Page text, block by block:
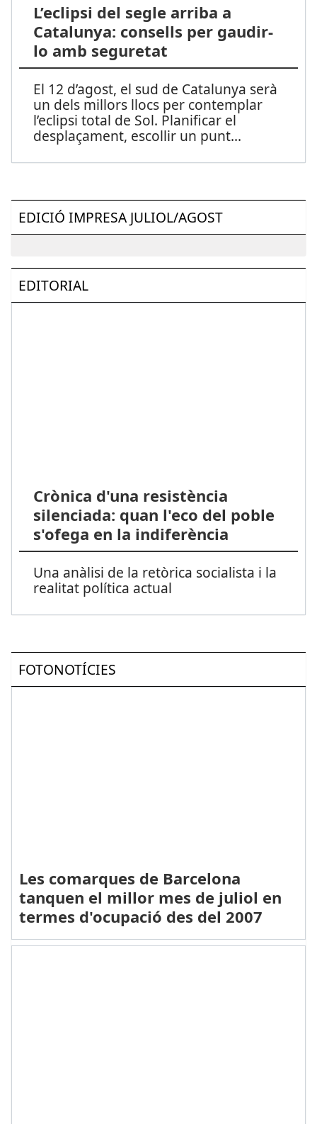
L’eclipsi del segle arriba a
Catalunya: consells per gaudir-
lo amb seguretat
El 12 d’agost, el sud de Catalunya serà
un dels millors llocs per contemplar
l’eclipsi total de Sol. Planificar el
desplaçament, escollir un punt...
EDICIÓ IMPRESA JULIOL/AGOST
EDITORIAL
Crònica d'una resistència
silenciada: quan l'eco del poble
s'ofega en la indiferència
Una anàlisi de la retòrica socialista i la
realitat política actual
FOTONOTÍCIES
Les comarques de Barcelona
tanquen el millor mes de juliol en
termes d'ocupació des del 2007